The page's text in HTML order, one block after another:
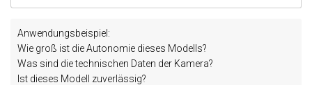
Anwendungsbeispiel:
Wie groß ist die Autonomie dieses Modells?
Was sind die technischen Daten der Kamera?
Ist dieses Modell zuverlässig?